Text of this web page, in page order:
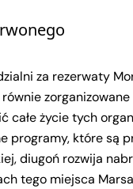
za rezerwaty
całe życie tych
programy, które są
diugoń rozwija
tego miejsca